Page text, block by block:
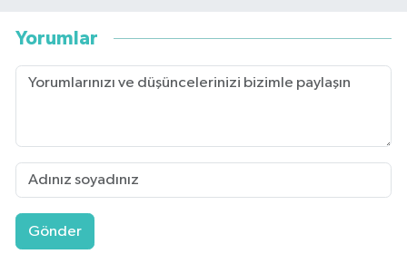
Yorumlar
Gönder